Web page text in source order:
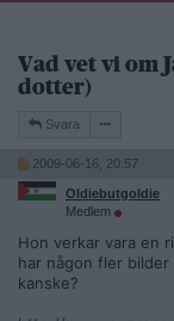
Vad vet vi om
dotter)
Svara
2009-06-16, 20:57
Oldiebutgoldie
Medlem
Hon verkar vara en
har någon fler
kanske?